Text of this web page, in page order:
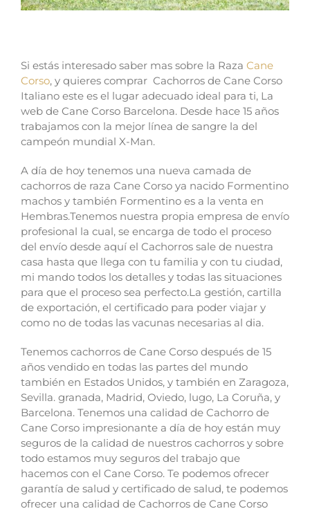
Si estás interesado saber mas sobre la Raza Cane
Corso, y quieres comprar Cachorros de Cane Corso
Italiano este es el lugar adecuado ideal para ti, La
web de Cane Corso Barcelona. Desde hace 15 años
trabajamos con la mejor línea de sangre la del
campeón mundial X-Man.
A día de hoy tenemos una nueva camada de
cachorros de raza Cane Corso ya nacido Formentino
machos y también Formentino es a la venta en
Hembras.Tenemos nuestra propia empresa de envío
profesional la cual, se encarga de todo el proceso
del envío desde aquí el Cachorros sale de nuestra
casa hasta que llega con tu familia y con tu ciudad,
mi mando todos los detalles y todas las situaciones
para que el proceso sea perfecto.La gestión, cartilla
de exportación, el certificado para poder viajar y
como no de todas las vacunas necesarias al dia.
Tenemos cachorros de Cane Corso después de 15
años vendido en todas las partes del mundo
también en Estados Unidos, y también en Zaragoza,
Sevilla. granada, Madrid, Oviedo, lugo, La Coruña, y
Barcelona. Tenemos una calidad de Cachorro de
Cane Corso impresionante a día de hoy están muy
seguros de la calidad de nuestros cachorros y sobre
todo estamos muy seguros del trabajo que
hacemos con el Cane Corso. Te podemos ofrecer
garantía de salud y certificado de salud, te podemos
ofrecer una calidad de Cachorros de Cane Corso